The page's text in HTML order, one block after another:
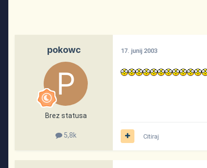
pokowc
Brez statusa
5,8k
17. junij 2003
Citiraj